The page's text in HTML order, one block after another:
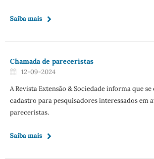
Saiba mais
Chamada de pareceristas
12-09-2024
A Revista Extensão & Sociedade informa que
cadastro para pesquisadores interessados em
pareceristas.
Saiba mais